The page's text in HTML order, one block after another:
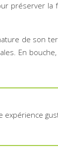
préserver
de son
En